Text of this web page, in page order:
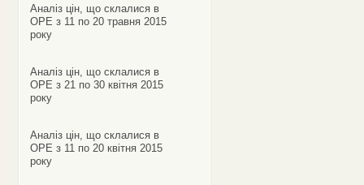
Аналіз цін, що склалися в
ОРЕ з 11 по 20 травня 2015
року
Аналіз цін, що склалися в
ОРЕ з 21 по 30 квітня 2015
року
Аналіз цін, що склалися в
ОРЕ з 11 по 20 квітня 2015
року